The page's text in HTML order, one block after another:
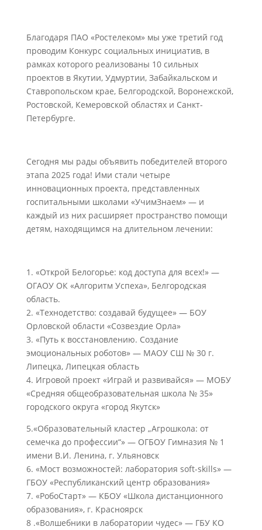
Благодаря ПАО «Ростелеком» мы уже третий год
проводим Конкурс социальных инициатив, в
рамках которого реализованы 10 сильных
проектов в Якутии, Удмуртии, Забайкальском и
Ставропольском крае, Белгородской, Воронежской,
Ростовской, Кемеровской областях и Санкт-
Петербурге.
Сегодня мы рады объявить победителей второго
этапа 2025 года! Ими стали четыре
инновационных проекта, представленных
госпитальными школами «УчимЗнаем» — и
каждый из них расширяет пространство помощи
детям, находящимся на длительном лечении:
1. «Открой Белогорье: код доступа для всех!» —
ОГАОУ ОК «Алгоритм Успеха», Белгородская
область.
2. «Технодетство: создавай будущее» — БОУ
Орловской области «Созвездие Орла»
3. «Путь к восстановлению. Создание
эмоциональных роботов» — МАОУ СШ № 30 г.
Липецка, Липецкая область
4. Игровой проект «Играй и развивайся» — МОБУ
«Средняя общеобразовательная школа № 35»
городского округа «город Якутск»
5.«Образовательный кластер „Агрошкола: от
семечка до профессии“» — ОГБОУ Гимназия № 1
имени В.И. Ленина, г. Ульяновск
6. «Мост возможностей: лаборатория soft-skills» —
ГБОУ «Республиканский центр образования»
7. «РобоСтарт» — КБОУ «Школа дистанционного
образования», г. Красноярск
8 .«Волшебники в лаборатории чудес» — ГБУ КО